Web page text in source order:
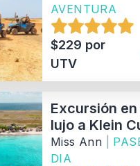
Matching Properties
AVENTURA
$229 por
UTV
Excursión
lujo a Klein
Miss Ann
DIA